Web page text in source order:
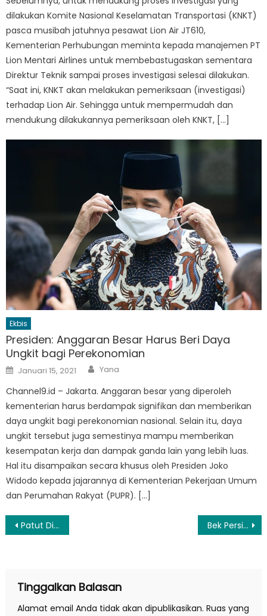
dilakukan Komite Nasional Keselamatan Transportasi (KNKT)
pasca musibah jatuhnya pesawat Lion Air JT610,
Kementerian Perhubungan meminta kepada manajemen PT
Lion Mentari Airlines untuk membebastugaskan sementara
Direktur Teknik sampai proses investigasi selesai dilakukan.
“Saat ini, KNKT akan melakukan pemeriksaan (investigasi)
terhadap Lion Air. Sehingga untuk mempermudah dan
mendukung dilakukannya pemeriksaan oleh KNKT, […]
Ekbis
Presiden: Anggaran Besar Harus Beri Daya
Ungkit bagi Perekonomian
Posted
on
Januari 15, 2021 Author
Yana
Channel9.id – Jakarta. Anggaran besar yang diperoleh
kementerian harus berdampak signifikan dan memberikan
daya ungkit bagi perekonomian nasional. Selain itu, daya
ungkit tersebut juga semestinya mampu memberikan
kesempatan kerja dan dampak ganda lain yang lebih luas.
Hal itu disampaikan secara khusus oleh Presiden Joko
Widodo kepada jajarannya di Kementerian Pekerjaan Umum
dan Perumahan Rakyat (PUPR). […]
Navigasi
Patut Dicoba, Begini Trik Kirim File Berukuran Besar via Email Bek Persija Merapat ke Madura United?
Tinggalkan Balasan
Alamat email Anda tidak akan dipublikasikan. Ruas yang